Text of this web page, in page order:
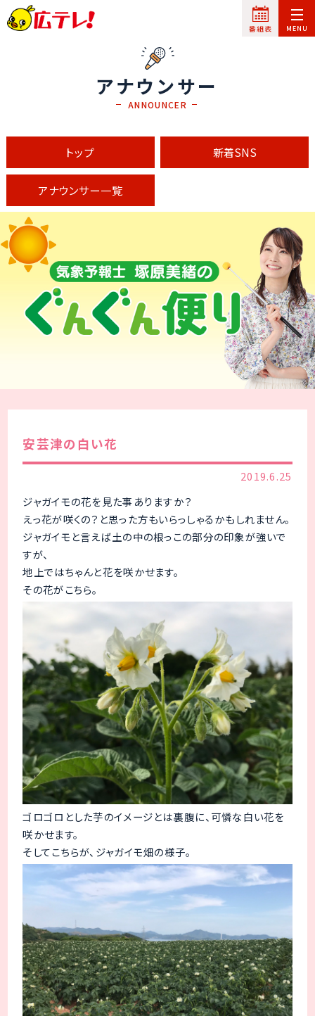
アナウンサー
ANNOUNCER
トップ 新着SNS
アナウンサー一覧
安芸津の白い花
2019.6.25
ジャガイモの花を見た事ありますか？
えっ花が咲くの？と思った方もいらっしゃるかもしれません。
ジャガイモと言えば土の中の根っこの部分の印象が強いで
すが、
地上ではちゃんと花を咲かせます。
その花がこちら。
ゴロゴロとした芋のイメージとは裏腹に、可憐な白い花を
咲かせます。
そしてこちらが、ジャガイモ畑の様子。